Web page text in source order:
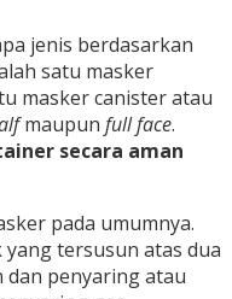
jenis berdasarkan
satu masker
masker canister atau
maupun full face.
secara aman
pada umumnya.
tersusun atas dua
penyaring atau